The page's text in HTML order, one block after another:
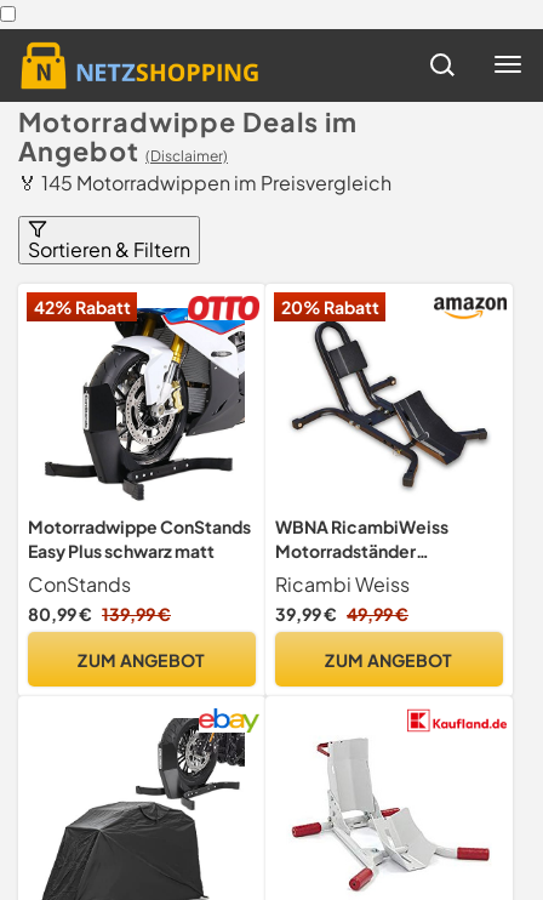
Motorradwippe Deals im
Angebot (Disclaimer)
🏅 145 Motorradwippen im Preisvergleich
Sortieren & Filtern
42% Rabatt
Motorradwippe ConStands
Easy Plus schwarz matt
ConStands
80,99 € 139,99 €
ZUM ANGEBOT
20% Rabatt
WBNA RicambiWeiss
Motorradständer
Montageständer Radhalter
Motorradwippe
Transportständer
Ricambi Weiss
39,99 € 49,99 €
ZUM ANGEBOT